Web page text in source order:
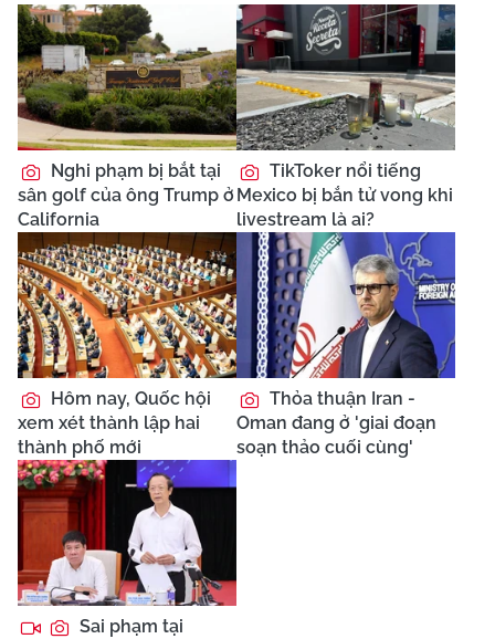
Nghi phạm bị bắt tại
sân golf của ông Trump ở
California
TikToker nổi tiếng
Mexico bị bắn tử vong khi
livestream là ai?
Hôm nay, Quốc hội
xem xét thành lập hai
thành phố mới
Thỏa thuận Iran -
Oman đang ở 'giai đoạn
soạn thảo cuối cùng'
Sai phạm tại